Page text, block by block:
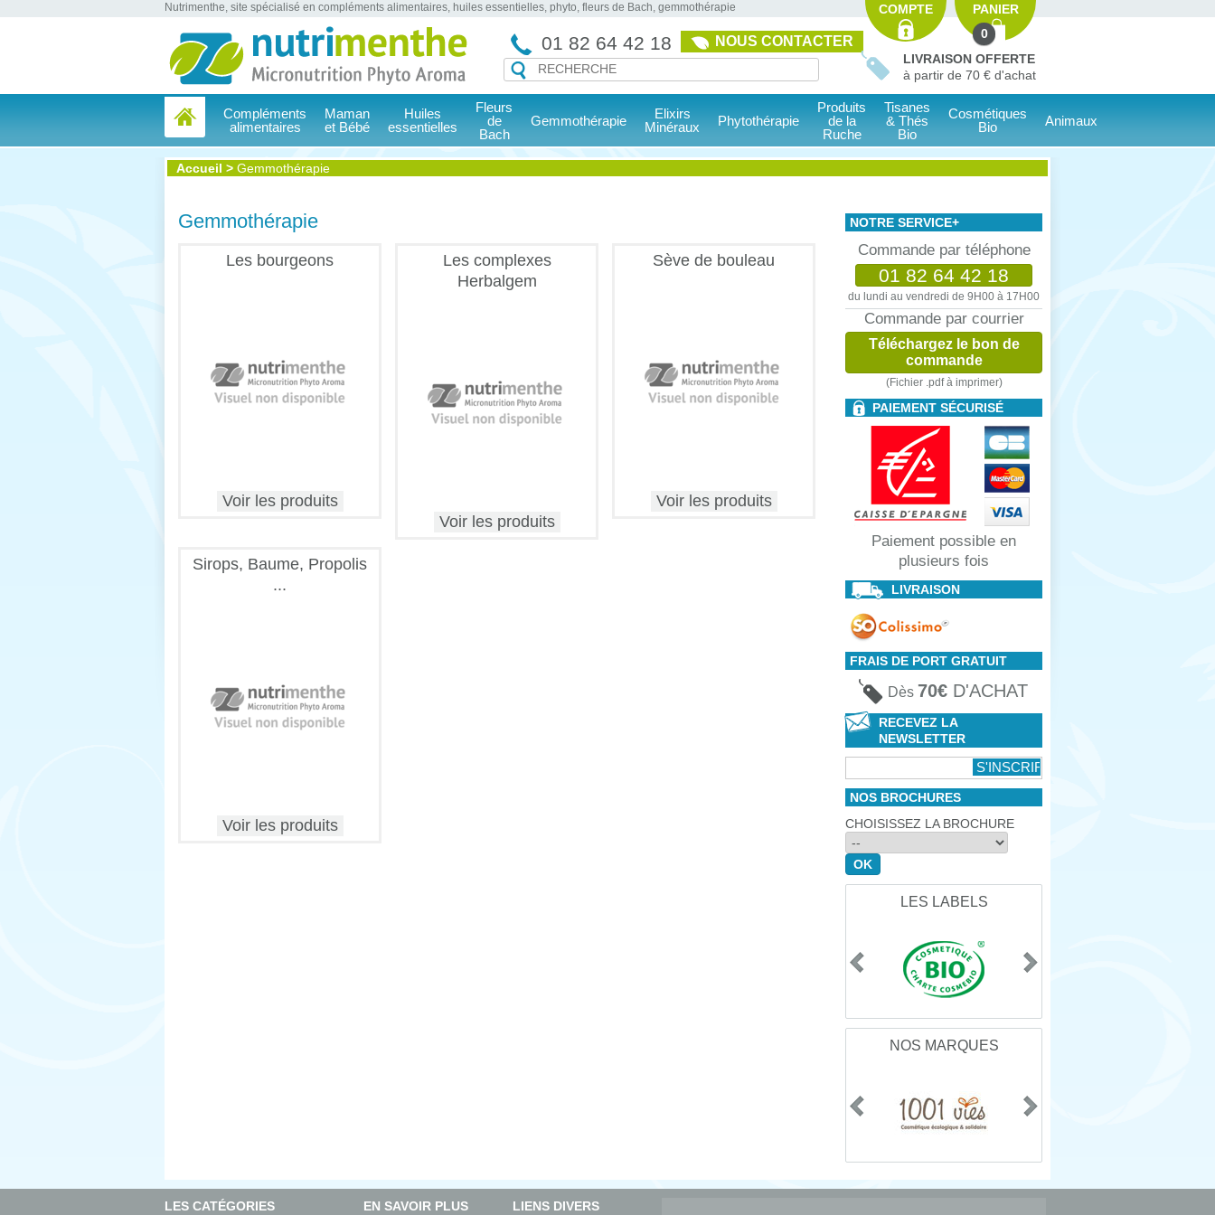
Nutrimenthe, site spécialisé en compléments alimentaires, huiles essentielles, phyto, fleurs de Bach, gemmothérapie
01 82 64 42 18 NOUS CONTACTER
COMPTE
PANIER
0
LIVRAISON OFFERTE
à partir de 70 € d'achat
Compléments
alimentaires
Maman
et Bébé
Huiles
essentielles
Fleurs
de
Bach
Gemmothérapie
Elixirs
Minéraux
Phytothérapie
Produits
de la
Ruche
Tisanes
& Thés
Bio
Cosmétiques
Bio
Animaux
Accueil > Gemmothérapie
Gemmothérapie
Les bourgeons
Voir les produits
Les complexes
Herbalgem
Voir les produits
Sève de bouleau
Voir les produits
Sirops, Baume, Propolis
...
Voir les produits
NOTRE SERVICE+
Commande par téléphone
01 82 64 42 18
du lundi au vendredi de 9H00 à 17H00
Commande par courrier
Téléchargez le bon de
commande
(Fichier .pdf à imprimer)
PAIEMENT SÉCURISÉ
Paiement possible en
plusieurs fois
LIVRAISON
FRAIS DE PORT GRATUIT
Dès 70€ D'ACHAT
RECEVEZ LA
NEWSLETTER
NOS BROCHURES
CHOISISSEZ LA BROCHURE
LES LABELS
NOS MARQUES
LES CATÉGORIES EN SAVOIR PLUS LIENS DIVERS